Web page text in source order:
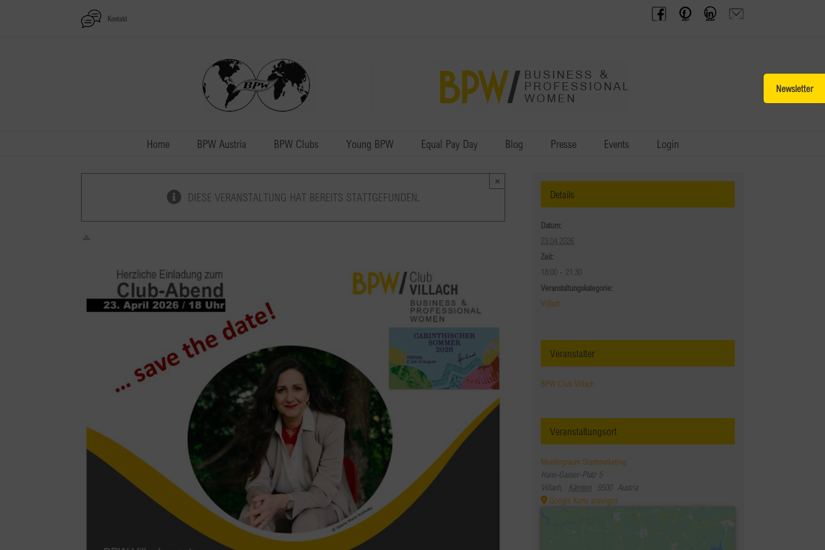
Kontakt
BPW
Austria
Offenes
Frauennetzwerk
BPW
Gruppe
Anfrage
schicken
Home BPW Austria BPW Clubs Young BPW Equal Pay Day Blog Presse Events Login
DIESE VERANSTALTUNG HAT BEREITS STATTGEFUNDEN.
×
Details
Datum:
23.04.2026
Zeit:
18:00 - 21:30
Veranstaltungskategorie:
Villach
Veranstalter
BPW Club Villach
Veranstaltungsort
Meetingraum Stadtmarketing
Hans-Gasser-Platz 5
Villach, Kärnten 9500 Austria
Google Karte anzeigen
Sliding